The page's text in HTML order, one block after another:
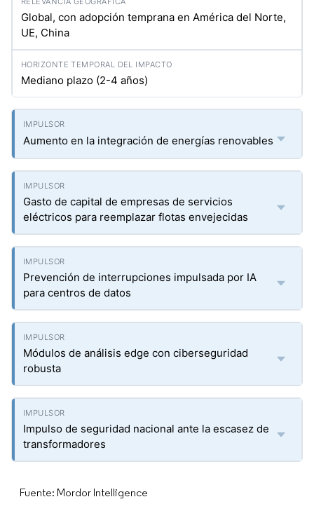
Global, con adopción temprana en América del Norte,
UE, China
Mediano plazo (2-4 años)
Aumento en la integración de energías renovables
Gasto de capital de empresas de servicios
eléctricos para reemplazar flotas envejecidas
Prevención de interrupciones impulsada por IA
para centros de datos
Módulos de análisis edge con ciberseguridad
robusta
Impulso de seguridad nacional ante la escasez de
transformadores
Fuente: Mordor Intelligence